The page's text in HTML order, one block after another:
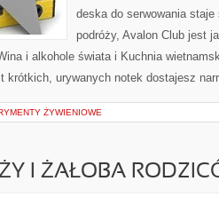
deska do serwowania
podróży, Avalon Club jest
i alkohole świata i Kuchnia
krótkich, urywanych notek dostajesz
ŻYWIENIOWE
I ŻAŁOBA